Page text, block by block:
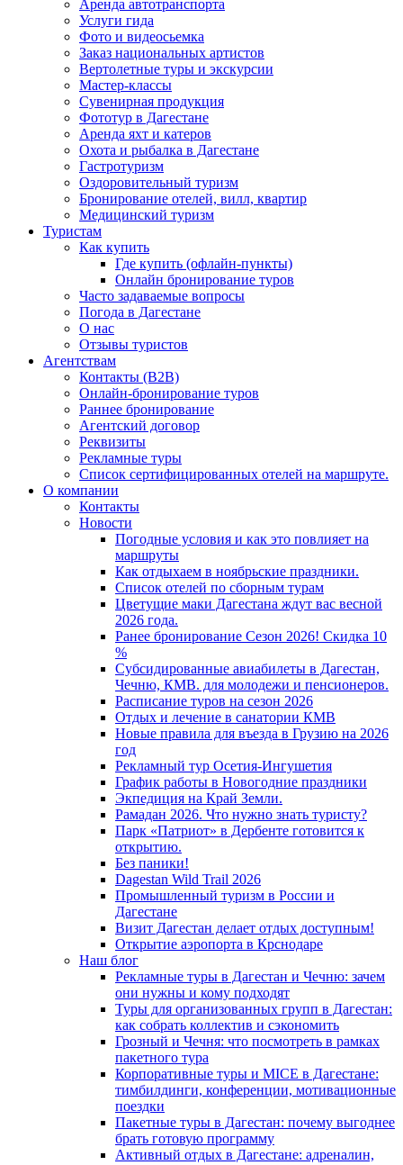
Аренда автотранспорта
Услуги гида
Фото и видеосьемка
Заказ национальных артистов
Вертолетные туры и экскурсии
Мастер-классы
Сувенирная продукция
Фототур в Дагестане
Аренда яхт и катеров
Охота и рыбалка в Дагестане
Гастротуризм
Оздоровительный туризм
Бронирование отелей, вилл, квартир
Медицинский туризм
Туристам
Как купить
Где купить (офлайн-пункты)
Онлайн бронирование туров
Часто задаваемые вопросы
Погода в Дагестане
О нас
Отзывы туристов
Агентствам
Контакты (B2B)
Онлайн-бронирование туров
Раннее бронирование
Агентский договор
Реквизиты
Рекламные туры
Список сертифицированных отелей на маршруте.
О компании
Контакты
Новости
Погодные условия и как это повлияет на
маршруты
Как отдыхаем в ноябрьские праздники.
Список отелей по сборным турам
Цветущие маки Дагестана ждут вас весной
2026 года.
Ранее бронирование Сезон 2026! Скидка 10
%
Субсидированные авиабилеты в Дагестан,
Чечню, КМВ. для молодежи и пенсионеров.
Расписание туров на сезон 2026
Отдых и лечение в санатории КМВ
Новые правила для въезда в Грузию на 2026
год
Рекламный тур Осетия-Ингушетия
График работы в Новогодние праздники
Экпедиция на Край Земли.
Рамадан 2026. Что нужно знать туристу?
Парк «Патриот» в Дербенте готовится к
открытию.
Без паники!
Dagestan Wild Trail 2026
Промышленный туризм в России и
Дагестане
Визит Дагестан делает отдых доступным!
Открытие аэропорта в Крснодаре
Наш блог
Рекламные туры в Дагестан и Чечню: зачем
они нужны и кому подходят
Туры для организованных групп в Дагестан:
как собрать коллектив и сэкономить
Грозный и Чечня: что посмотреть в рамках
пакетного тура
Корпоративные туры и MICE в Дагестане:
тимбилдинги, конференции, мотивационные
поездки
Пакетные туры в Дагестан: почему выгоднее
брать готовую программу
Активный отдых в Дагестане: адреналин,